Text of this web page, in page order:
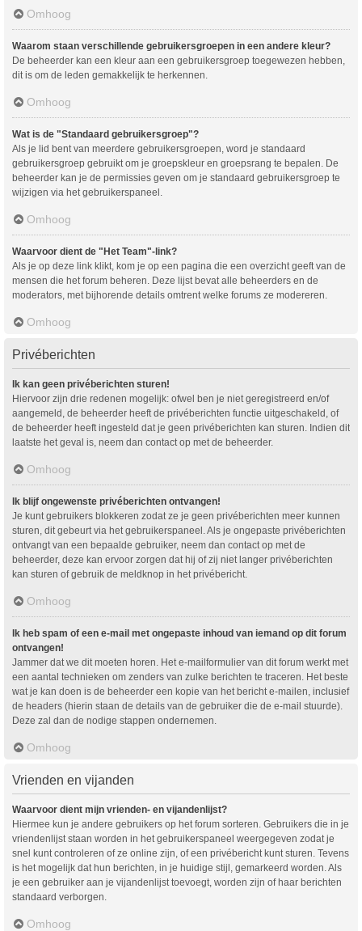
Omhoog
Waarom staan verschillende gebruikersgroepen in een andere kleur?
De beheerder kan een kleur aan een gebruikersgroep toegewezen hebben,
dit is om de leden gemakkelijk te herkennen.
Omhoog
Wat is de "Standaard gebruikersgroep"?
Als je lid bent van meerdere gebruikersgroepen, word je standaard
gebruikersgroep gebruikt om je groepskleur en groepsrang te bepalen. De
beheerder kan je de permissies geven om je standaard gebruikersgroep te
wijzigen via het gebruikerspaneel.
Omhoog
Waarvoor dient de "Het Team"-link?
Als je op deze link klikt, kom je op een pagina die een overzicht geeft van de
mensen die het forum beheren. Deze lijst bevat alle beheerders en de
moderators, met bijhorende details omtrent welke forums ze modereren.
Omhoog
Privéberichten
Ik kan geen privéberichten sturen!
Hiervoor zijn drie redenen mogelijk: ofwel ben je niet geregistreerd en/of
aangemeld, de beheerder heeft de privéberichten functie uitgeschakeld, of
de beheerder heeft ingesteld dat je geen privéberichten kan sturen. Indien dit
laatste het geval is, neem dan contact op met de beheerder.
Omhoog
Ik blijf ongewenste privéberichten ontvangen!
Je kunt gebruikers blokkeren zodat ze je geen privéberichten meer kunnen
sturen, dit gebeurt via het gebruikerspaneel. Als je ongepaste privéberichten
ontvangt van een bepaalde gebruiker, neem dan contact op met de
beheerder, deze kan ervoor zorgen dat hij of zij niet langer privéberichten
kan sturen of gebruik de meldknop in het privébericht.
Omhoog
Ik heb spam of een e-mail met ongepaste inhoud van iemand op dit forum
ontvangen!
Jammer dat we dit moeten horen. Het e-mailformulier van dit forum werkt met
een aantal technieken om zenders van zulke berichten te traceren. Het beste
wat je kan doen is de beheerder een kopie van het bericht e-mailen, inclusief
de headers (hierin staan de details van de gebruiker die de e-mail stuurde).
Deze zal dan de nodige stappen ondernemen.
Omhoog
Vrienden en vijanden
Waarvoor dient mijn vrienden- en vijandenlijst?
Hiermee kun je andere gebruikers op het forum sorteren. Gebruikers die in je
vriendenlijst staan worden in het gebruikerspaneel weergegeven zodat je
snel kunt controleren of ze online zijn, of een privébericht kunt sturen. Tevens
is het mogelijk dat hun berichten, in je huidige stijl, gemarkeerd worden. Als
je een gebruiker aan je vijandenlijst toevoegt, worden zijn of haar berichten
standaard verborgen.
Omhoog